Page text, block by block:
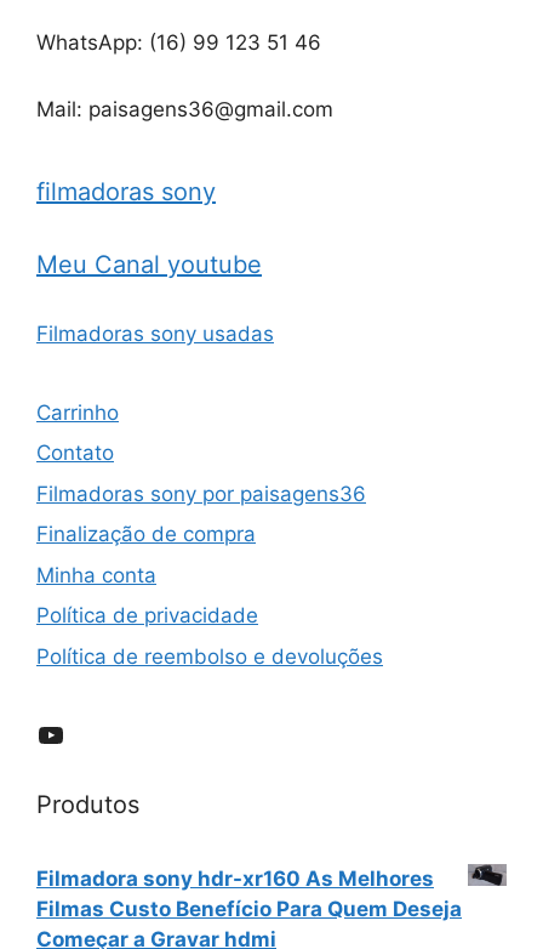
WhatsApp: (16) 99 123 51 46
Mail: paisagens36@gmail.com
filmadoras sony
Meu Canal youtube
Filmadoras sony usadas
Carrinho
Contato
Filmadoras sony por paisagens36
Finalização de compra
Minha conta
Política de privacidade
Política de reembolso e devoluções
YouTube
Produtos
Filmadora sony hdr-xr160 As Melhores
Filmas Custo Benefício Para Quem Deseja
Começar a Gravar hdmi